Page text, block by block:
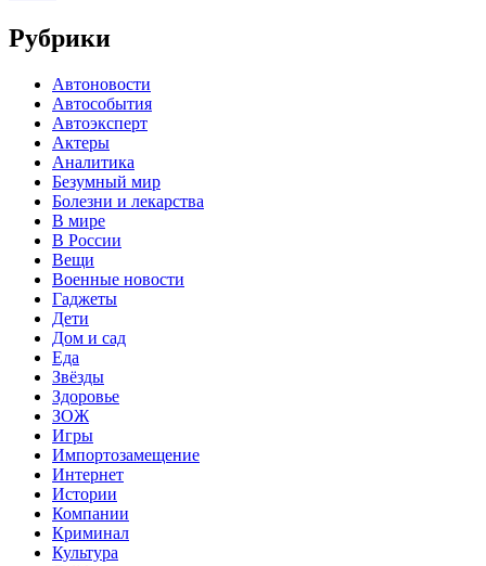
Рубрики
Автоновости
Автособытия
Автоэксперт
Актеры
Аналитика
Безумный мир
Болезни и лекарства
В мире
В России
Вещи
Военные новости
Гаджеты
Дети
Дом и сад
Еда
Звёзды
Здоровье
ЗОЖ
Игры
Импортозамещение
Интернет
Истории
Компании
Криминал
Культура